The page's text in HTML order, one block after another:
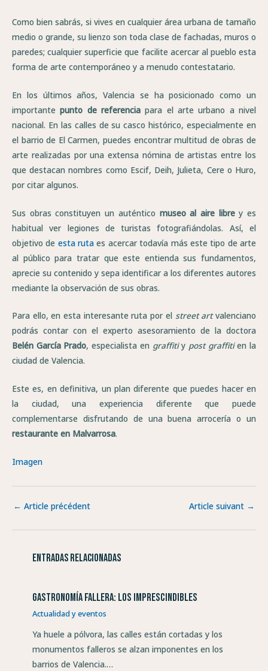
Como bien sabrás, si vives en cualquier área urbana de tamaño
medio o grande, su lienzo son toda clase de fachadas, muros o
paredes; cualquier superficie que facilite acercar al pueblo esta
forma de arte contemporáneo y a menudo contestatario.
En los últimos años, Valencia se ha posicionado como un
importantepunto de referencia para el arte urbano a nivel
nacional. En las calles de su casco histórico, especialmente en
el barrio de El Carmen, puedes encontrar multitud de obras de
arte realizadas por una extensa nómina de artistas entre los
que destacan nombres como Escif, Deih, Julieta, Cere o Huro,
por citar algunos.
Sus obras constituyen un auténtico museo al aire librey es
habitual ver legiones de turistas fotografiándolas. Así, el
objetivo de esta ruta es acercar todavía más este tipo de arte
al público para tratar que este entienda sus fundamentos,
aprecie su contenido y sepa identificar a los diferentes autores
mediante la observación de sus obras.
Para ello, en esta interesante ruta por el street artvalenciano
podrás contar con el experto asesoramiento de la doctora
Belén García Prado, especialista en graffitiy post graffitien la
ciudad de Valencia.
Este es, en definitiva, un plan diferente que puedes hacer en
la ciudad, una experiencia diferente que puede
complementarse disfrutando de una buena arrocería o un
restaurante en Malvarrosa.
Imagen
← Article précédent Article suivant →
Entradas relacionadas
Gastronomía fallera: los imprescindibles
Actualidad y eventos
Ya huele a pólvora, las calles están cortadas y los
monumentos falleros se alzan imponentes en los
barrios de Valencia.…